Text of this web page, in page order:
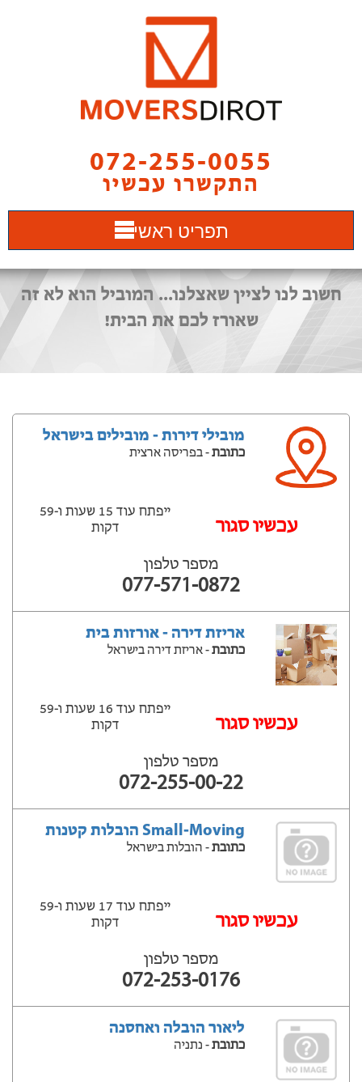
072-255-0055
התקשרו עכשיו
תפריט ראשי
חשוב לנו לציין שאצלנו... המוביל הוא לא זה
שאורז לכם את הבית!
מובילי דירות - מובילים בישראל
כתובת- בפריסה ארצית
עכשיו סגור
ייפתח עוד 15 שעות ‫ו-59
דקות
מספר טלפון
077-571-0872
אריזת דירה - אורזות בית
כתובת- אריזת דירה בישראל
עכשיו סגור
ייפתח עוד 16 שעות ‫ו-59
דקות
מספר טלפון
072-255-00-22
Small-Moving הובלות קטנות
כתובת- הובלות בישראל
עכשיו סגור
ייפתח עוד 17 שעות ‫ו-59
דקות
מספר טלפון
072-253-0176
ליאור הובלה ואחסנה
כתובת- נתניה